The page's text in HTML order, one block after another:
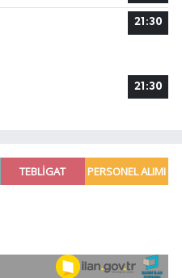
21:30
21:30
dairesinde çıkan